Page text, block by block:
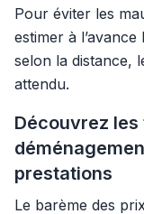
Pour éviter les
estimer à l’avance
selon la distance,
attendu.
Découvrez
prestations
Le barème des